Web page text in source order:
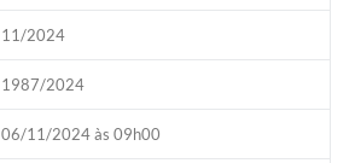
11/2024
1987/2024
06/11/2024 às 09h00